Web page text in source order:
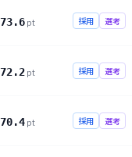
73.6 pt 採用 選考
72.2 pt 採用 選考
70.4 pt 採用 選考